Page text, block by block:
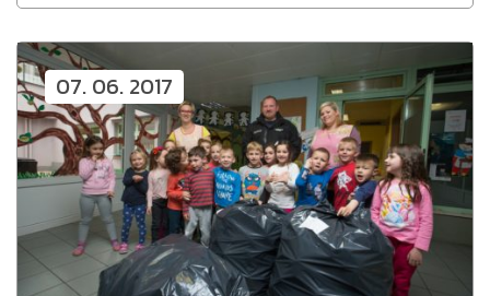
07. 06. 2017